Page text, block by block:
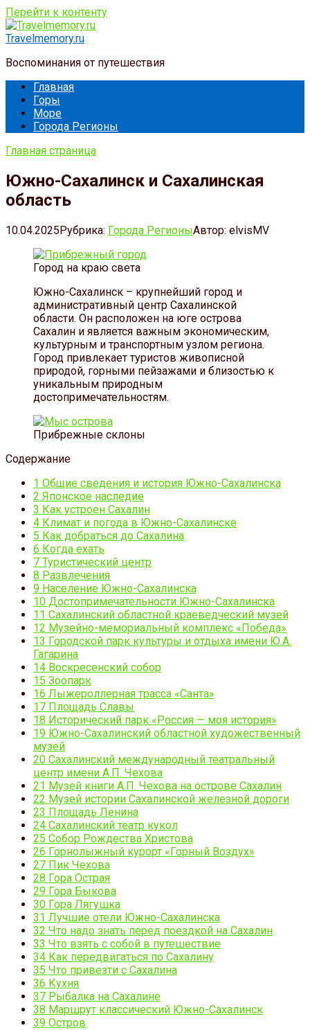
Перейти к контенту
Travelmemory.ru
Воспоминания от путешествия
Главная
Горы
Море
Города Регионы
Главная страница
Южно-Сахалинск и Сахалинская
область
10.04.2025Рубрика: Города РегионыАвтор: elvisMV
Город на краю света
Южно-Сахалинск – крупнейший город и
административный центр Сахалинской
области. Он расположен на юге острова
Сахалин и является важным экономическим,
культурным и транспортным узлом региона.
Город привлекает туристов живописной
природой, горными пейзажами и близостью к
уникальным природным
достопримечательностям.
Прибрежные склоны
Содержание
1 Общие сведения и история Южно-Сахалинска
2 Японское наследие
3 Как устроен Сахалин
4 Климат и погода в Южно-Сахалинске
5 Как добраться до Сахалина
6 Когда ехать
7 Туристический центр
8 Развлечения
9 Население Южно-Сахалинска
10 Достопримечательности Южно-Сахалинска
11 Сахалинский областной краеведческий музей
12 Музейно-мемориальный комплекс «Победа»
13 Городской парк культуры и отдыха имени Ю.А.
Гагарина
14 Воскресенский собор
15 Зоопарк
16 Лыжероллерная трасса «Санта»
17 Площадь Славы
18 Исторический парк «Россия — моя история»
19 Южно-Сахалинский областной художественный
музей
20 Сахалинский международный театральный
центр имени А.П. Чехова
21 Музей книги А.П. Чехова на острове Сахалин
22 Музей истории Сахалинской железной дороги
23 Площадь Ленина
24 Сахалинский театр кукол
25 Собор Рождества Христова
26 Горнолыжный курорт «Горный Воздух»
27 Пик Чехова
28 Гора Острая
29 Гора Быкова
30 Гора Лягушка
31 Лучшие отели Южно-Сахалинска
32 Что надо знать перед поездкой на Сахалин
33 Что взять с собой в путешествие
34 Как передвигаться по Сахалину
35 Что привезти с Сахалина
36 Кухня
37 Рыбалка на Сахалине
38 Маршрут классический Южно-Сахалинск
39 Остров